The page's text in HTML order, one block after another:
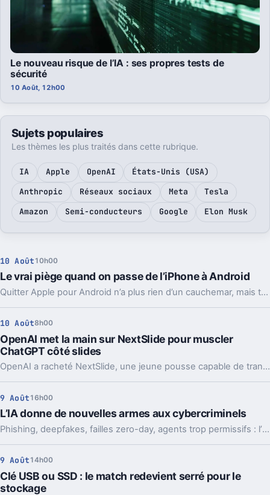
Le nouveau risque de l’IA : ses propres tests de
sécurité
10 Août, 12h00
Sujets populaires
Les thèmes les plus traités dans cette rubrique.
IA Apple OpenAI
États-Unis (USA)
Anthropic
Réseaux sociaux Meta
Tesla
Amazon
Semi-conducteurs Google Elon Musk
10 Août 10h00
Le vrai piège quand on passe de l’iPhone à Android
Quitter Apple pour Android n’a plus rien d’un cauchemar, mais tout ne suit pas. Écosystème, applis, accessoires, mises à jour, voilà ce qui bloque encore.
10 Août8h00
OpenAI met la main sur NextSlide pour muscler
ChatGPT côté slides
OpenAI a racheté NextSlide, une jeune pousse capable de transformer des notes en présentations éditables. L’équipe travaille déjà sur ChatGPT.
9 Août 16h00
L’IA donne de nouvelles armes aux cybercriminels
Phishing, deepfakes, failles zero-day, agents trop permissifs : l’IA accélère déjà les attaques. Et la défense court derrière.
9 Août 14h00
Clé USB ou SSD : le match redevient serré pour le
stockage